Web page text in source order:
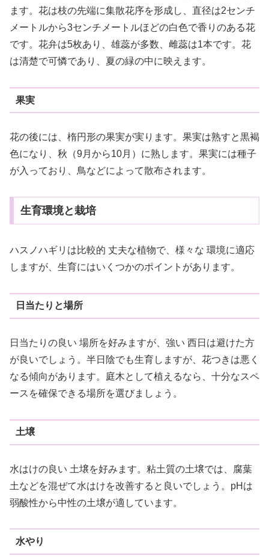
ます。花は枝の先端に集散花序を形成し、直径は2センチ
メートルから3センチメートルほどの白色で香りのある花
です。花弁は5枚あり、雄蕊が多数、雌蕊は1本です。花
は清楚で可憐であり、夏の緑の中に映えます。
果実
花の後には、楕円形の果実が実ります。果実は熟すと黒褐
色になり、秋（9月から10月）に熟します。果実には種子
が入っており、鳥などによって散布されます。
生育環境と栽培
ハスノハギリは比較的 丈夫な植物で、様々な 環境に適応
しますが、生育にはいくつかのポイントがあります。
日当たりと場所
日当たりの良い 場所を好みますが、強い 西日は避けた方
が良いでしょう。半日陰でも生育しますが、花つきは悪く
なる傾向があります。庭木として植えるなら、十分なスペ
ースを確保できる場所を選びましょう。
土壌
水はけの良い 土壌を好みます。粘土質の土壌では、腐葉
土などを混ぜて水はけを改善すると良いでしょう。pHは
弱酸性から中性の土壌が適しています。
水やり